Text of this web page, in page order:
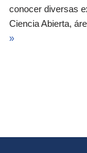
conocer diversas
Ciencia Abierta,
»